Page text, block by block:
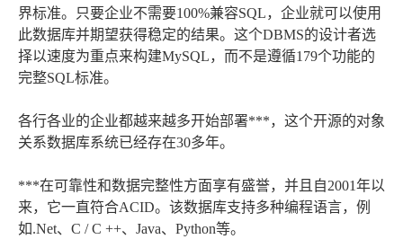
界标准。只要企业不需要100%兼容SQL，企业就可以使用
此数据库并期望获得稳定的结果。这个DBMS的设计者选
择以速度为重点来构建MySQL，而不是遵循179个功能的
完整SQL标准。
各行各业的企业都越来越多开始部署***，这个开源的对象
关系数据库系统已经存在30多年。
***在可靠性和数据完整性方面享有盛誉，并且自2001年以
来，它一直符合ACID。该数据库支持多种编程语言，例
如.Net、C / C ++、Java、Python等。